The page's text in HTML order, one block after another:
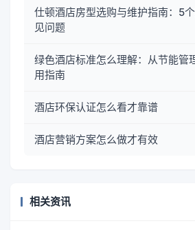
仕顿酒店房型选购与维护指南：5
见问题
绿色酒店标准怎么理解：从节能管
用指南
酒店环保认证怎么看才靠谱
酒店营销方案怎么做才有效
相关资讯